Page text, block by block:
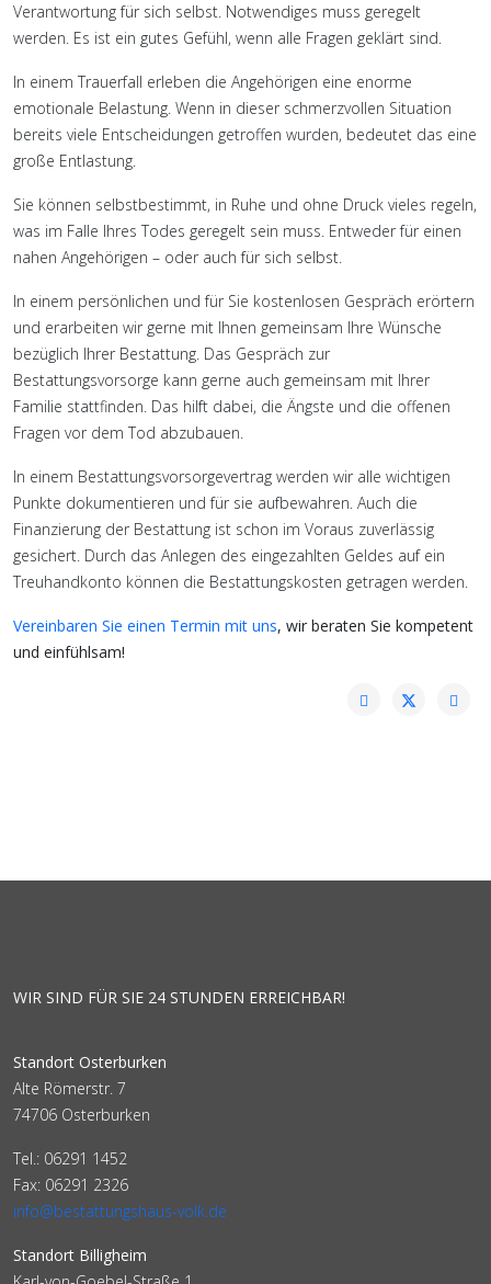
Verantwortung für sich selbst. Notwendiges muss geregelt
werden. Es ist ein gutes Gefühl, wenn alle Fragen geklärt sind.
In einem Trauerfall erleben die Angehörigen eine enorme
emotionale Belastung. Wenn in dieser schmerzvollen Situation
bereits viele Entscheidungen getroffen wurden, bedeutet das eine
große Entlastung.
Sie können selbstbestimmt, in Ruhe und ohne Druck vieles regeln,
was im Falle Ihres Todes geregelt sein muss. Entweder für einen
nahen Angehörigen – oder auch für sich selbst.
In einem persönlichen und für Sie kostenlosen Gespräch erörtern
und erarbeiten wir gerne mit Ihnen gemeinsam Ihre Wünsche
bezüglich Ihrer Bestattung. Das Gespräch zur
Bestattungsvorsorge kann gerne auch gemeinsam mit Ihrer
Familie stattfinden. Das hilft dabei, die Ängste und die offenen
Fragen vor dem Tod abzubauen.
In einem Bestattungsvorsorgevertrag werden wir alle wichtigen
Punkte dokumentieren und für sie aufbewahren. Auch die
Finanzierung der Bestattung ist schon im Voraus zuverlässig
gesichert. Durch das Anlegen des eingezahlten Geldes auf ein
Treuhandkonto können die Bestattungskosten getragen werden.
Vereinbaren Sie einen Termin mit uns, wir beraten Sie kompetent
und einfühlsam!
WIR SIND FÜR SIE 24 STUNDEN ERREICHBAR!
Standort Osterburken
Alte Römerstr. 7
74706 Osterburken
Tel.: 06291 1452
Fax: 06291 2326
info@bestattungshaus-volk.de
Standort Billigheim